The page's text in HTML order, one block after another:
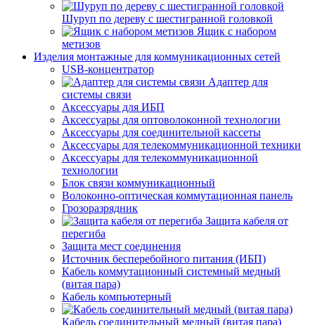
Шуруп по дереву с шестигранной головкой
Ящик с набором
метизов
Изделия монтажные для коммуникационных сетей
USB-концентратор
Адаптер для
системы связи
Аксессуары для ИБП
Аксессуары для оптоволоконной технологии
Аксессуары для соединительной кассеты
Аксессуары для телекоммуникационной техники
Аксессуары для телекоммуникационной
технологии
Блок связи коммуникационный
Волоконно-оптическая коммутационная панель
Грозоразрядник
Защита кабеля от
перегиба
Защита мест соединения
Источник бесперебойного питания (ИБП)
Кабель коммутационный системный медный
(витая пара)
Кабель компьютерный
Кабель соединительный медный (витая пара)